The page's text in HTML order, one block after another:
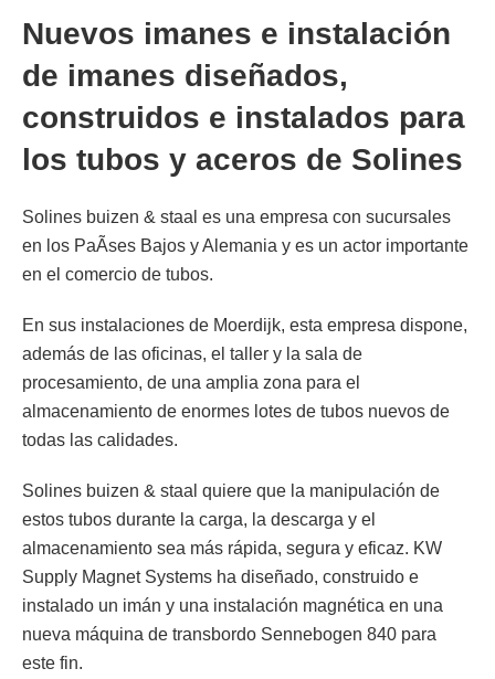
diseñados, construidos e
instalados para los tubos y aceros
de Solines
Nuevos imanes e instalación
de imanes diseñados,
construidos e instalados para
los tubos y aceros de Solines
Solines buizen & staal es una empresa con sucursales
en los PaÃ­ses Bajos y Alemania y es un actor importante
en el comercio de tubos.
En sus instalaciones de Moerdijk, esta empresa dispone,
además de las oficinas, el taller y la sala de
procesamiento, de una amplia zona para el
almacenamiento de enormes lotes de tubos nuevos de
todas las calidades.
Solines buizen & staal quiere que la manipulación de
estos tubos durante la carga, la descarga y el
almacenamiento sea más rápida, segura y eficaz. KW
Supply Magnet Systems ha diseñado, construido e
instalado un imán y una instalación magnética en una
nueva máquina de transbordo Sennebogen 840 para
este fin.